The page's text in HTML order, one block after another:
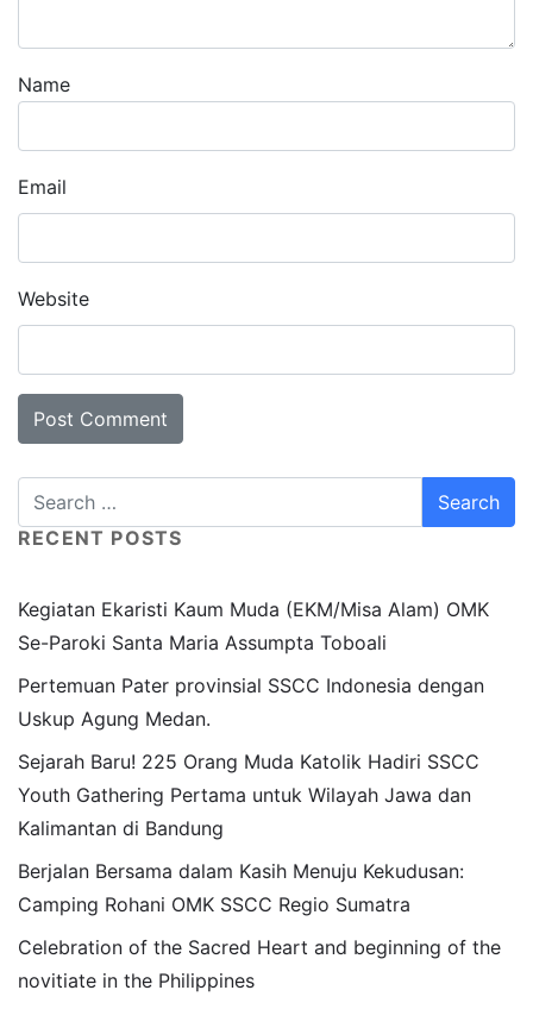
Name
Email
Website
RECENT POSTS
Kegiatan Ekaristi Kaum Muda (EKM/Misa Alam) OMK
Se-Paroki Santa Maria Assumpta Toboali
Pertemuan Pater provinsial SSCC Indonesia dengan
Uskup Agung Medan.
Sejarah Baru! 225 Orang Muda Katolik Hadiri SSCC
Youth Gathering Pertama untuk Wilayah Jawa dan
Kalimantan di Bandung
Berjalan Bersama dalam Kasih Menuju Kekudusan:
Camping Rohani OMK SSCC Regio Sumatra
Celebration of the Sacred Heart and beginning of the
novitiate in the Philippines